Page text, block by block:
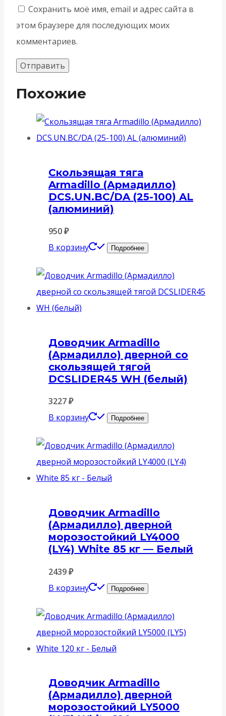
Сохранить моё имя, email и адрес сайта в
этом браузере для последующих моих
комментариев.
Похожие
Скользящая тяга
Armadillo (Армадилло)
DCS.UN.BC/DA (25-100) AL
(алюминий)
950₽
В корзину
Подробнее
Доводчик Armadillo
(Армадилло) дверной со
скользящей тягой
DCSLIDER45 WH (белый)
3227₽
В корзину
Подробнее
Доводчик Armadillo
(Армадилло) дверной
морозостойкий LY4000
(LY4) White 85 кг — Белый
2439₽
В корзину
Подробнее
Доводчик Armadillo
(Армадилло) дверной
морозостойкий LY5000